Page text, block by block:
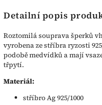
Detailní popis
Roztomilá souprava šperků
vyrobena ze stříbra ryzosti
podobě medvídků a mají
třpytí.
Materiál:
stříbro Ag 925/1000